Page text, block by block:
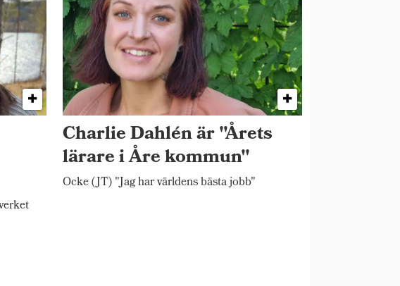
Charlie Dahlén är "Årets
lärare i Åre kommun"
Ocke (JT) "Jag har världens bästa jobb"